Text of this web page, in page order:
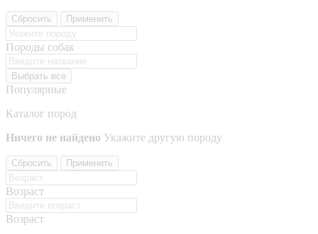
Сбросить Применить
Породы собак
Выбрать все
Популярные
Каталог пород
Ничего не найдено Укажите другую породу
Сбросить Применить
Возраст
Возраст